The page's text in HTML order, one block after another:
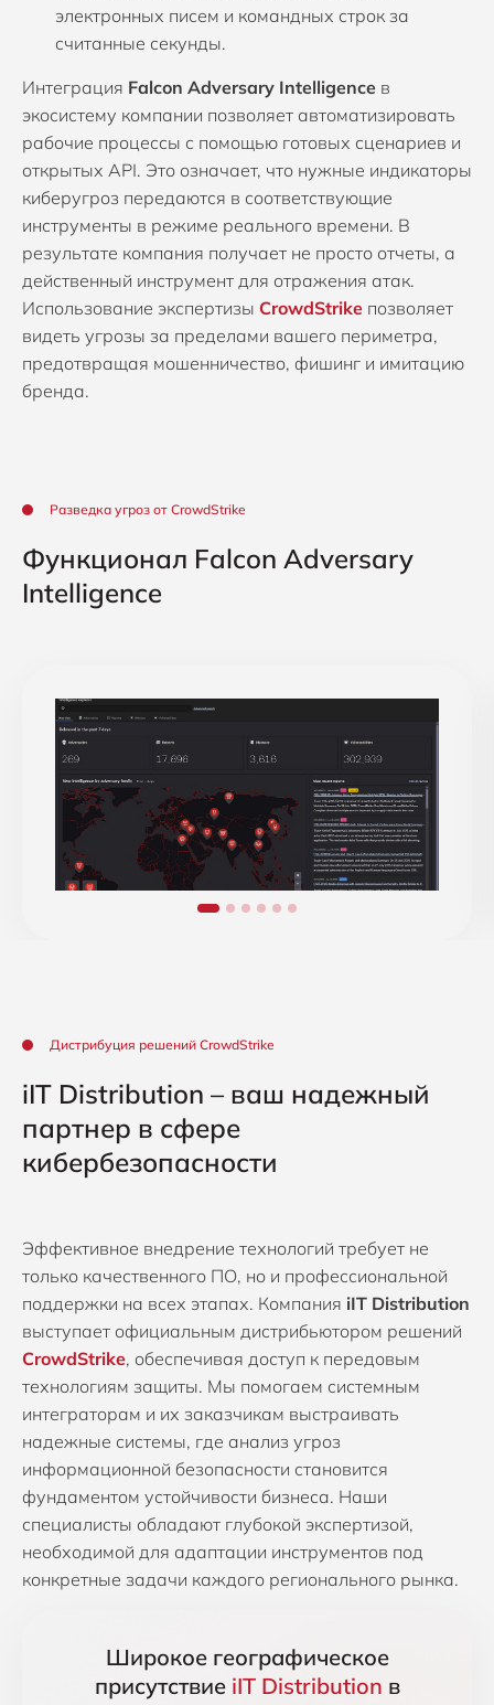
электронных писем и командных строк за
считанные секунды.
Интеграция Falcon Adversary Intelligence в
экосистему компании позволяет автоматизировать
рабочие процессы с помощью готовых сценариев и
открытых API. Это означает, что нужные индикаторы
киберугроз передаются в соответствующие
инструменты в режиме реального времени. В
результате компания получает не просто отчеты, а
действенный инструмент для отражения атак.
Использование экспертизы CrowdStrike позволяет
видеть угрозы за пределами вашего периметра,
предотвращая мошенничество, фишинг и имитацию
бренда.
Разведка угроз от CrowdStrike
Функционал Falcon Adversary
Intelligence
Дистрибуция решений CrowdStrike
iIT Distribution – ваш надежный
партнер в сфере
кибербезопасности
Эффективное внедрение технологий требует не
только качественного ПО, но и профессиональной
поддержки на всех этапах. Компания iIT Distribution
выступает официальным дистрибьютором решений
CrowdStrike, обеспечивая доступ к передовым
технологиям защиты. Мы помогаем системным
интеграторам и их заказчикам выстраивать
надежные системы, где анализ угроз
информационной безопасности становится
фундаментом устойчивости бизнеса. Наши
специалисты обладают глубокой экспертизой,
необходимой для адаптации инструментов под
конкретные задачи каждого регионального рынка.
Широкое географическое
присутствие iIT Distribution в